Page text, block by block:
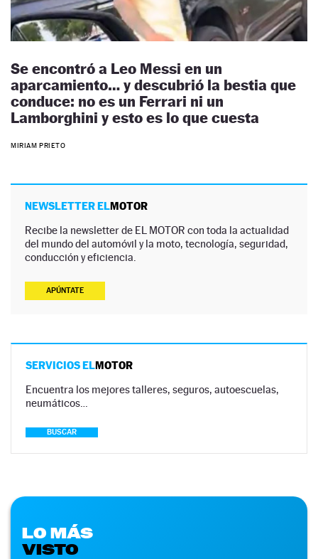
Se encontró a Leo Messi en un
aparcamiento… y descubrió la bestia que
conduce: no es un Ferrari ni un
Lamborghini y esto es lo que cuesta
MIRIAM PRIETO
NEWSLETTER ELMOTOR
Recibe la newsletter de EL MOTOR con toda la actualidad
del mundo del automóvil y la moto, tecnología, seguridad,
conducción y eficiencia.
APÚNTATE
SERVICIOS ELMOTOR
Encuentra los mejores talleres, seguros, autoescuelas,
neumáticos…
BUSCAR
LO MÁS
VISTO